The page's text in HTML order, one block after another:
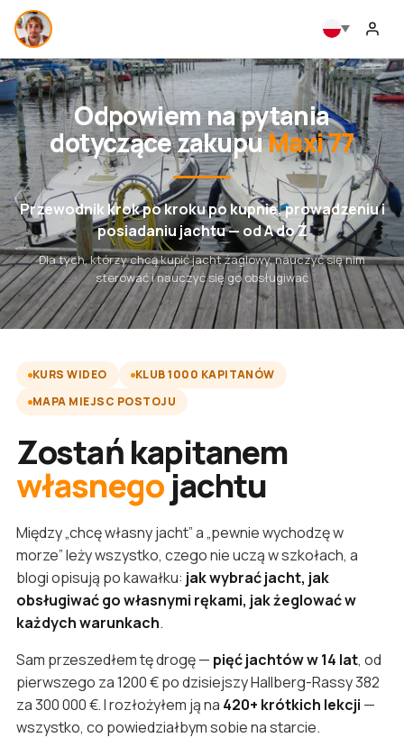
Odpowiem na pytania
dotyczące zakupuMaxi 77
Przewodnik krok po kroku po kupnie, prowadzeniu i
posiadaniu jachtu — od A do Z
Dla tych, którzy chcą kupić jacht żaglowy, nauczyć się nim
sterować i nauczyć się go obsługiwać
KURS WIDEO
KLUB 1000 KAPITANÓW
MAPA MIEJSC POSTOJU
Zostań kapitanem
własnegojachtu
Między „chcę własny jacht” a „pewnie wychodzę w
morze” leży wszystko, czego nie uczą w szkołach, a
blogi opisują po kawałku: jak wybrać jacht, jak
obsługiwać go własnymi rękami, jak żeglować w
każdych warunkach.
Sam przeszedłem tę drogę — pięć jachtów w 14 lat, od
pierwszego za 1200 € po dzisiejszy Hallberg-Rassy 382
za 300 000 €. I rozłożyłem ją na 420+ krótkich lekcji —
wszystko, co powiedziałbym sobie na starcie.